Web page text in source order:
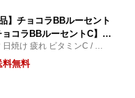
】チョコラBBルーセント
コラBBルーセントC】
日焼け 疲れ ビタミンC]
焼け 疲れ ビタミンC / チョ
トC / チョコラBBルーセン
料無料